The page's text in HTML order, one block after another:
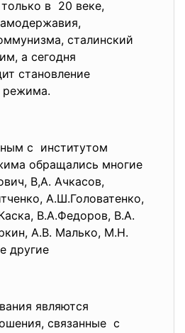
в 20 веке,
сталинский
а сегодня
становление
режима.
с институтом
обращались многие
В,А. Ачкасов,
А.Ш.Головатенко,
В.А.Федоров, В.А.
А.В. Малько, М.Н.
другие
являются
связанные с